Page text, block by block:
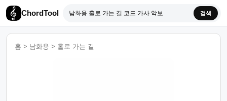
ChordTool 검색
홈 > 남화용 > 홀로 가는 길